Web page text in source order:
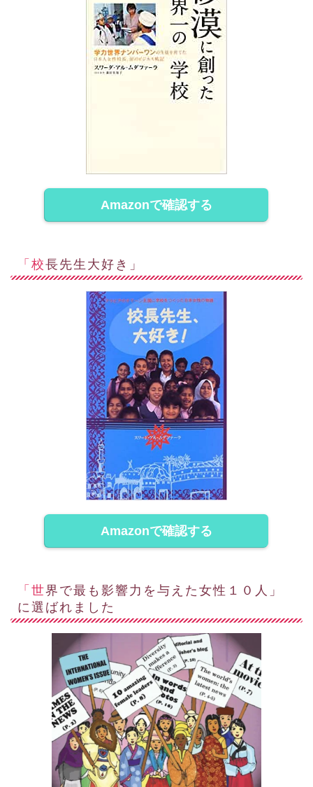
Amazonで確認する
「校長先生大好き」
Amazonで確認する
「世界で最も影響力を与えた女性１０人」
に選ばれました